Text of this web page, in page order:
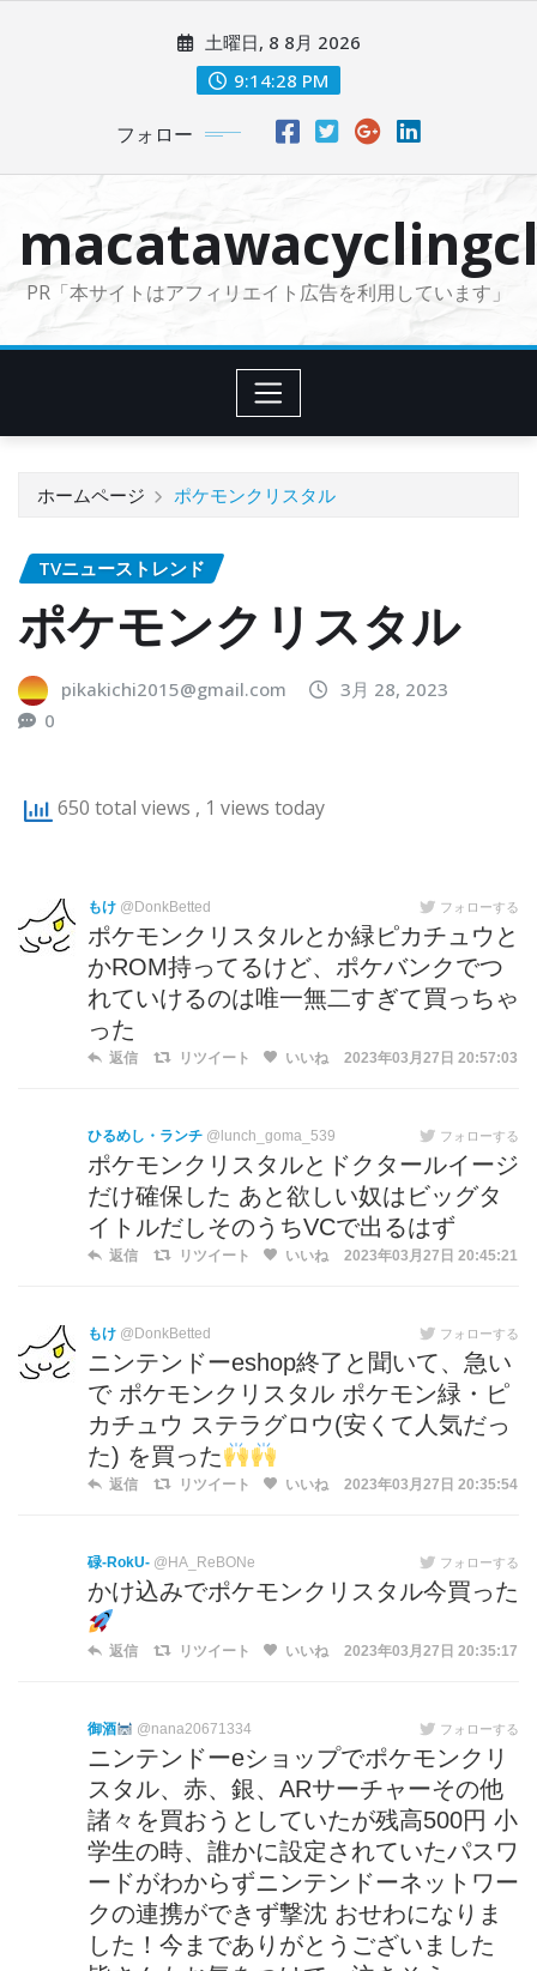
に
土曜日, 8 8月 2026
9:14:29 PM
フォロー
PR「本サイトはアフィリエイト広告を利用しています」
ホームページ ポケモンクリスタル
TVニューストレンド
ポケモンクリスタル
pikakichi2015@gmail.com
3月 28, 2023
0
650 total views , 1 views today
もけ @DonkBetted フォローする
ポケモンクリスタルとか緑ピカチュウと
かROM持ってるけど、ポケバンクでつ
れていけるのは唯一無二すぎて買っちゃ
った
返信 リツイート いいね 2023年03月27日 20:57:03
ひるめし・ランチ @lunch_goma_539 フォローする
ポケモンクリスタルとドクタールイージ
だけ確保した あと欲しい奴はビッグタ
イトルだしそのうちVCで出るはず
返信 リツイート いいね 2023年03月27日 20:45:21
もけ @DonkBetted フォローする
ニンテンドーeshop終了と聞いて、急い
で ポケモンクリスタル ポケモン緑・ピ
カチュウ ステラグロウ(安くて人気だっ
た) を買った
返信 リツイート いいね 2023年03月27日 20:35:54
碌-RokU- @HA_ReBONe フォローする
かけ込みでポケモンクリスタル今買った
返信 リツイート いいね 2023年03月27日 20:35:17
御酒 @nana20671334 フォローする
ニンテンドーeショップでポケモンクリ
スタル、赤、銀、ARサーチャーその他
諸々を買おうとしていたが残高500円 小
学生の時、誰かに設定されていたパスワ
ードがわからずニンテンドーネットワー
クの連携ができず撃沈 おせわになりま
した！今までありがとうございました